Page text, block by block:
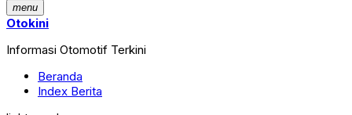
menu
Otokini
Informasi Otomotif Terkini
Beranda
Index Berita